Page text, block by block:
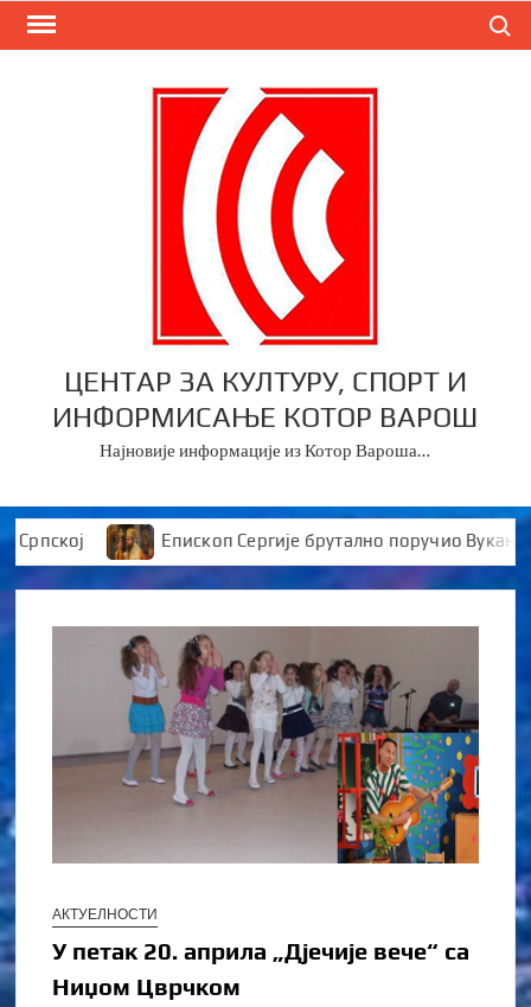
Skip
ЦЕНТАР ЗА КУЛТУРУ, СПОРТ И
ИНФОРМИСАЊЕ КОТОР ВАРОШ
Најновије информације из Котор Вароша…
Епископ Сергије брутално поручио
АКТУЕЛНОСТИ
У петак 20. априла „Дјечије вече“ са
Ниџом Цврчком